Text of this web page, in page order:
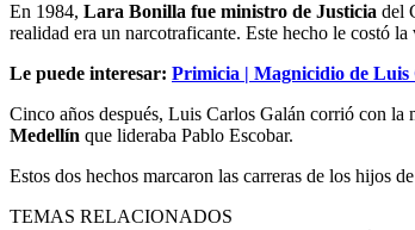
En 1984, Lara Bonilla fue ministro de Justicia del
realidad era un narcotraficante. Este hecho le costó
Le puede interesar: Primicia | Magnicidio de
Cinco años después, Luis Carlos Galán corrió con la
Medellín que lideraba Pablo Escobar.
Estos dos hechos marcaron las carreras de los hijos
TEMAS RELACIONADOS